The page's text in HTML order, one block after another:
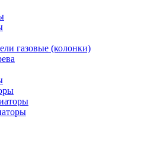
газовые (колонки)